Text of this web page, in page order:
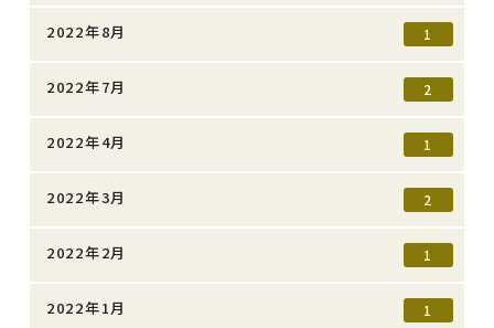
2022年8月 1
2022年7月 2
2022年4月 1
2022年3月 2
2022年2月 1
2022年1月 1